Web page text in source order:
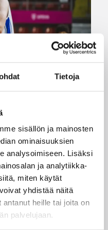
Tietoja
sisällön ja mainosten
ominaisuuksien
analysoimiseen. Lisäksi
ja analytiikka-
miten käytät
yhdistää näitä
heille tai joita on
palvelujaan.
pojat
– EM-
vakuuttavan